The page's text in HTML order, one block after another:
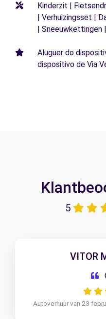
Kinderzit |
| Verhuizingsset |
| Sneeuwkettingen
Aluguer do
dispositivo de Via
5
VITOR
Autoverhuur van 23